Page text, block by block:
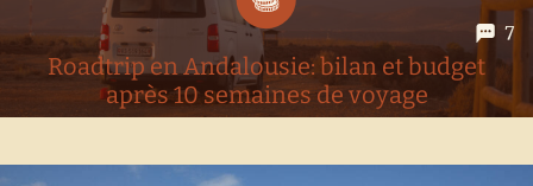
7
Roadtrip en Andalousie: bilan et budget
après 10 semaines de voyage
10 semaines de road trip en Andalousie: c'est l'heure de